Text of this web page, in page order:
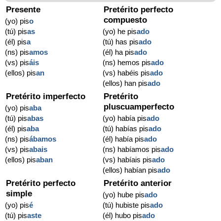
Presente
(yo) piso
(tú) pisas
(él) pisa
(ns) pisamos
(vs) pisáis
(ellos) pisan
Pretérito perfecto
compuesto
(yo) he pisado
(tú) has pisado
(él) ha pisado
(ns) hemos pisado
(vs) habéis pisado
(ellos) han pisado
Pretérito imperfecto
(yo) pisaba
(tú) pisabas
(él) pisaba
(ns) pisábamos
(vs) pisabais
(ellos) pisaban
Pretérito
pluscuamperfecto
(yo) había pisado
(tú) habías pisado
(él) había pisado
(ns) habíamos pisado
(vs) habíais pisado
(ellos) habían pisado
Pretérito perfecto
simple
(yo) pisé
(tú) pisaste
Pretérito anterior
(yo) hube pisado
(tú) hubiste pisado
(él) hubo pisado